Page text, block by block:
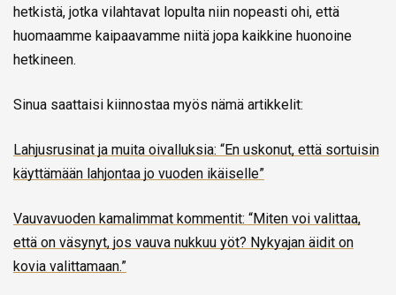
hetkistä, jotka vilahtavat lopulta niin nopeasti ohi, että
huomaamme kaipaavamme niitä jopa kaikkine huonoine
hetkineen.
Sinua saattaisi kiinnostaa myös nämä artikkelit:
Lahjusrusinat ja muita oivalluksia: “En uskonut, että sortuisin
käyttämään lahjontaa jo vuoden ikäiselle”
Vauvavuoden kamalimmat kommentit: “Miten voi valittaa,
että on väsynyt, jos vauva nukkuu yöt? Nykyajan äidit on
kovia valittamaan.”